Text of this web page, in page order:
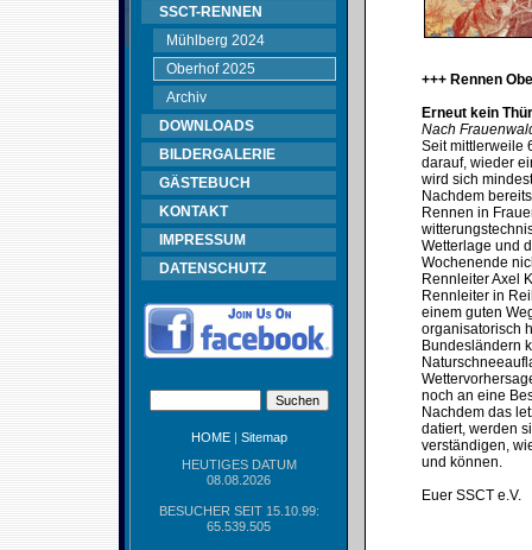
SSCT-RENNEN
Mühlberg 2024
Oberhof 2025
Archiv
DOWNLOADS
BILDERGALERIE
GÄSTEBUCH
KONTAKT
IMPRESSUM
DATENSCHUTZ
HOME| Sitemap
HEUTIGES DATUM
08.08.2026
BESUCHER SEIT 15.10.99:
65.539.505
+++ Rennen
Erneut kein
Nach
Seit mittlerweile
darauf, wieder
wird sich
Nachdem
Rennen in
Wetterlage und
Wochenende
Rennleiter Axel
Rennleiter in
einem guten
organisatorisch
Bundesländern
noch an eine
Nachdem das
datiert, werden
verständigen,
und können.
Euer SSCT e.V.